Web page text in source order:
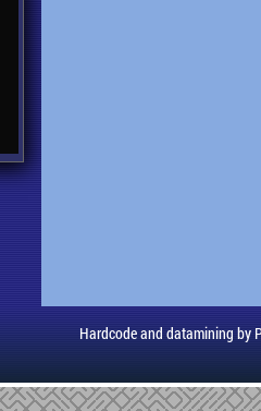
Hardcode and datamining by